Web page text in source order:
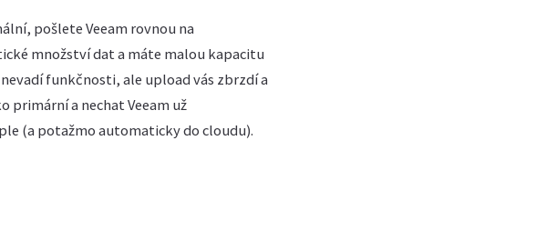
pošlete Veeam rovnou na
množství dat a máte malou kapacitu
funkčnosti, ale upload vás zbrzdí a
primární a nechat Veeam už
(a potažmo automaticky do cloudu).